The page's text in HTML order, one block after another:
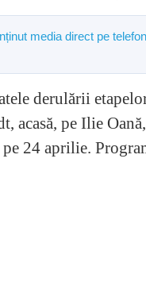
media direct pe
derulării
acasă, pe Ilie
24 aprilie.